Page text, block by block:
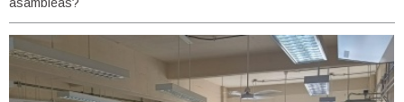
asambleas?